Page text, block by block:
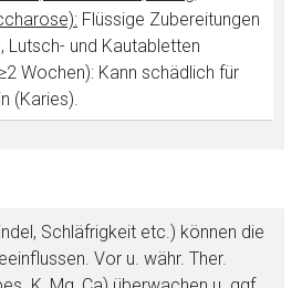
Flüssige Zubereitungen
Lutsch- und Kautabletten
Wochen): Kann schädlich für
(Karies).
Schläfrigkeit etc.) können die
Vor u. währ. Ther.
Ebenso gelten dort ggf. andere
zur rote-liste.de Zur Seite